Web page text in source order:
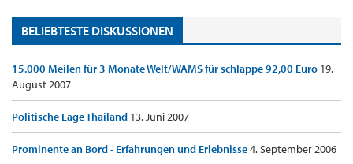
BELIEBTESTE DISKUSSIONEN
15.000 Meilen für 3 Monate Welt/WAMS für schlappe 92,00 Euro 19.
August 2007
Politische Lage Thailand 13. Juni 2007
Prominente an Bord - Erfahrungen und Erlebnisse4. September 2006